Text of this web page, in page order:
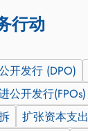
行动
开发行 (DPO)
公开发行(FPOs)
扩张资本支出